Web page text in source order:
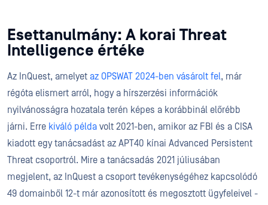
Esettanulmány: A korai Threat
Intelligence értéke
Az InQuest, amelyet az OPSWAT 2024-ben vásárolt fel, már
régóta elismert arról, hogy a hírszerzési információk
nyilvánosságra hozatala terén képes a korábbinál előrébb
járni. Erre kiváló példa volt 2021-ben, amikor az FBI és a CISA
kiadott egy tanácsadást az APT40 kínai Advanced Persistent
Threat csoportról. Mire a tanácsadás 2021 júliusában
megjelent, az InQuest a csoport tevékenységéhez kapcsolódó
49 domainből 12-t már azonosított és megosztott ügyfeleivel -